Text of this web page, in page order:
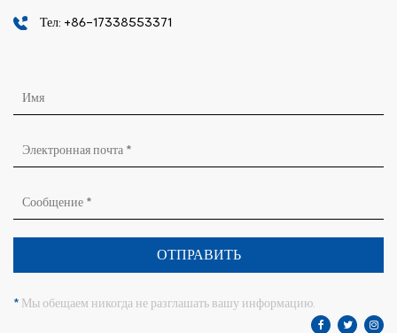
Тел: +86-17338553371
ОТПРАВИТЬ
* Мы обещаем никогда не разглашать вашу информацию.